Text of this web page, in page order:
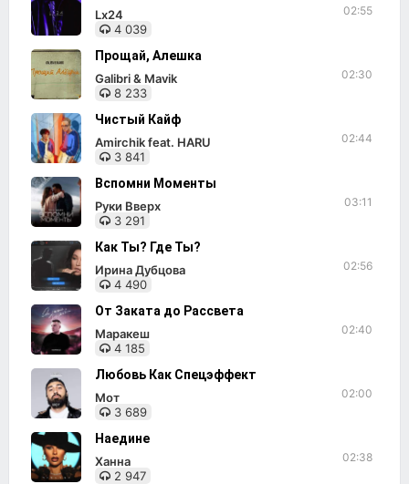
Lx24
4 039
02:55
Прощай, Алешка
Galibri & Mavik
8 233
02:30
Чистый Кайф
Amirchik feat. HARU
3 841
02:44
Вспомни Моменты
Руки Вверх
3 291
03:11
Как Ты? Где Ты?
Ирина Дубцова
4 490
02:56
От Заката до Рассвета
Маракеш
4 185
02:40
Любовь Как Спецэффект
Мот
3 689
02:00
Наедине
Ханна
2 947
02:38